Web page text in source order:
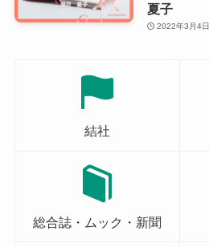
夏子
2022年3月4日
結社
総合誌・ムック・新聞